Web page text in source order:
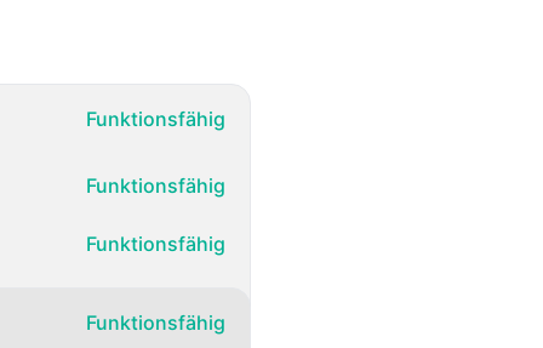
WebhookFunktionsfähig
Funktionsfähig
Funktionsfähig
Funktionsfähig